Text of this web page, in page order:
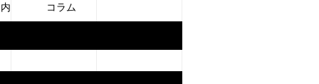
コラム